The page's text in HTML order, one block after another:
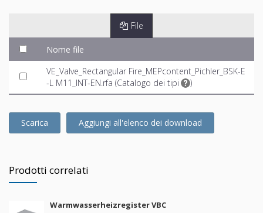
File
Nome file
VE_Valve_Rectangular Fire_MEPcontent_Pichler_BSK-E
-L M11_INT-EN.rfa (Catalogo dei tipi )
Scarica Aggiungi all'elenco dei download
Prodotti correlati
Warmwasserheizregister VBC